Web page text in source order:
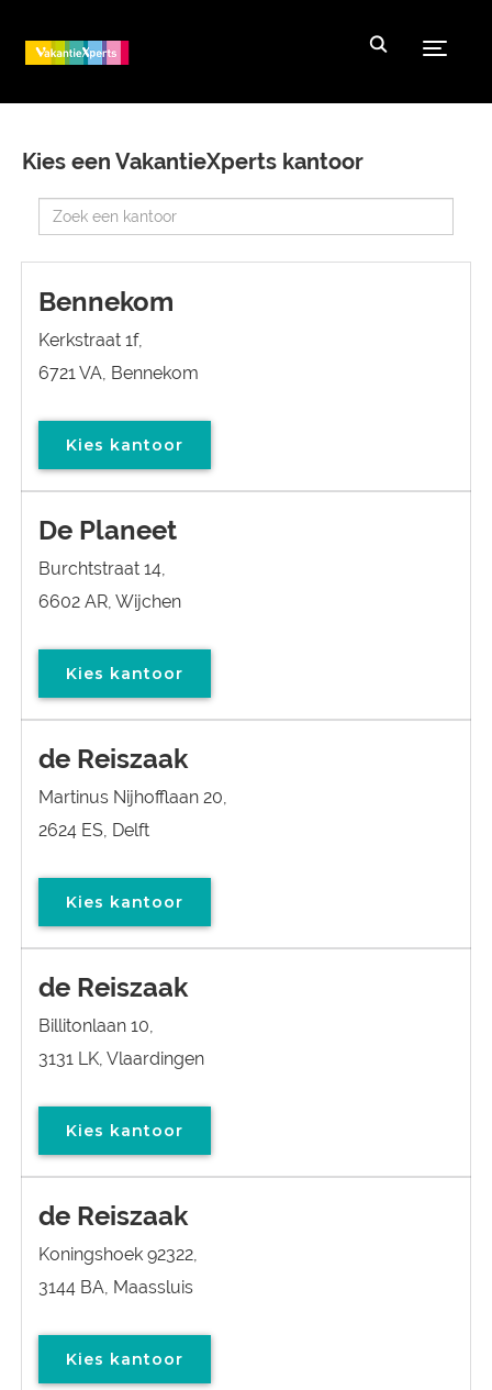
Kies een VakantieXperts kantoor
Bennekom
Kerkstraat 1f,
6721 VA, Bennekom
Kies kantoor
De Planeet
Burchtstraat 14,
6602 AR, Wijchen
Kies kantoor
de Reiszaak
Martinus Nijhofflaan 20,
2624 ES, Delft
Kies kantoor
de Reiszaak
Billitonlaan 10,
3131 LK, Vlaardingen
Kies kantoor
de Reiszaak
Koningshoek 92322,
3144 BA, Maassluis
Kies kantoor